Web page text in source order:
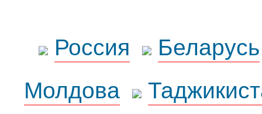
Россия
Беларусь
Молдова